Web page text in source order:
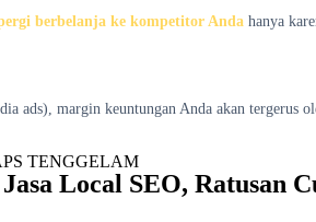
berbelanja ke kompetitor Anda hanya
ads), margin keuntungan Anda akan tergerus
TENGGELAM
Local SEO, Ratusan